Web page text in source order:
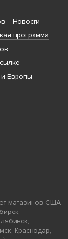
Новости
программа
Европы
магазинов США
Краснодар,